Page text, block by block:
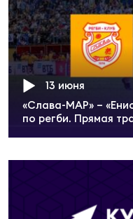
«Слава-МАР» –
по регби. Прямая
13 июня